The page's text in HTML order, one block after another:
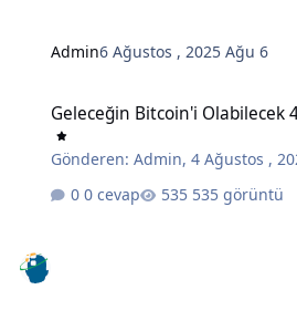
Admin6 Ağustos , 2025Ağu 6
Geleceğin Bitcoin'i Olabilecek
Gönderen:Admin,4 Ağustos ,
0 cevap
535 görüntü